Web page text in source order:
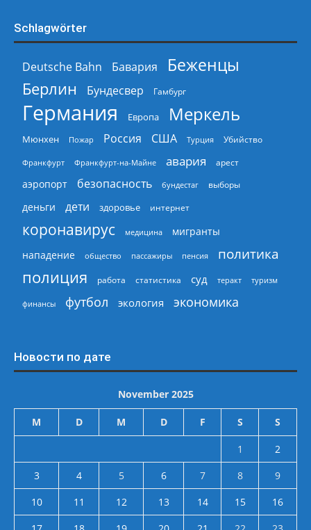
Schlagwörter
Deutsche Bahn Бавария
Беженцы
Берлин
Бундесвер Гамбург
Германия Европа Меркель
Мюнхен Пожар Россия США Турция Убийство
Франкфурт Франкфурт-на-Майне авария арест
аэропорт безопасность бундестаг выборы
деньги дети здоровье интернет
коронавирус медицина
мигранты
нападение
общество пассажиры пенсия политика
полиция работа статистика суд теракт туризм
финансы футбол экология экономика
Новости по дате
November 2025
M D M D F S S
1
2
3
4 5 6 7 8
9
10
11 12 13 14 15
16